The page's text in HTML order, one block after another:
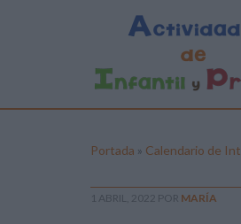
Portada » Calendario de
1 ABRIL, 2022 POR MARÍA